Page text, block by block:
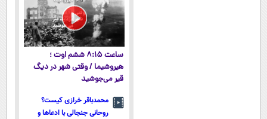
ساعت ۸:۱۵ ششم اوت ؛
هیروشیما / وقتی شهر در دیگ
قیر می‌جوشید
محمدباقر خرازی کیست؟
روحانی جنجالی با ادعاها و